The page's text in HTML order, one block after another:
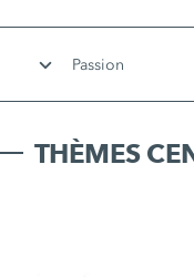
Passion
THÈMES